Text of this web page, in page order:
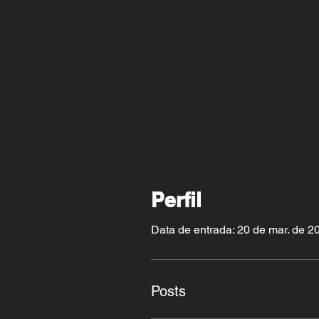
Perfil
Data de entrada: 20 de mar. de
Posts